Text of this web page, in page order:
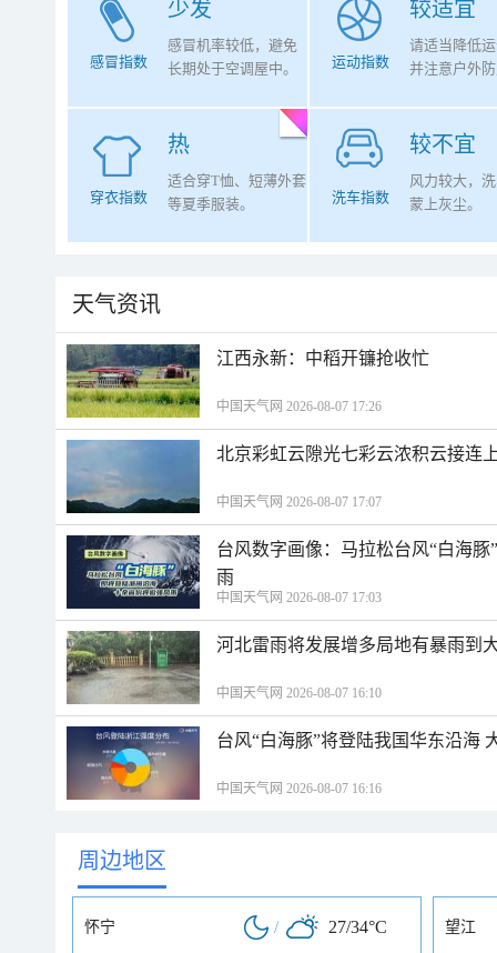
少发
感冒指数
感冒机率较低，避免
长期处于空调屋中。
较适宜
运动指数
请适当降低
并注意户外
热
穿衣指数
适合穿T恤、短薄外套
等夏季服装。
较不宜
洗车指数
风力较大，
蒙上灰尘。
天气资讯
江西永新：中稻开镰抢收忙
中国天气网 2026-08-07 17:26
北京彩虹云隙光七彩云浓积云接连
中国天气网 2026-08-07 17:07
台风数字画像：马拉松台风“白海
雨
中国天气网 2026-08-07 17:03
河北雷雨将发展增多局地有暴雨到
中国天气网 2026-08-07 16:10
台风“白海豚”将登陆我国华东沿海
中国天气网 2026-08-07 16:16
周边地区
怀宁 / 27/34°C 望江